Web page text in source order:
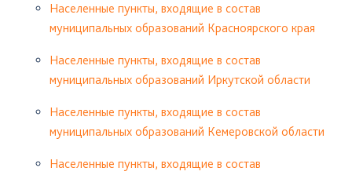
Населенные пункты, входящие в состав
муниципальных образований Красноярского края
Населенные пункты, входящие в состав
муниципальных образований Иркутской области
Населенные пункты, входящие в состав
муниципальных образований Кемеровской области
Населенные пункты, входящие в состав